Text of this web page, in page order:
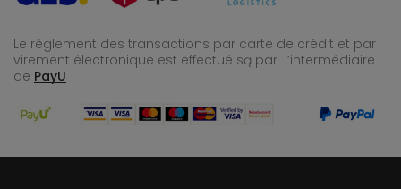
Le règlement des transactions par carte de crédit et par
virement électronique est effectué są par l’intermédiaire
de PayU